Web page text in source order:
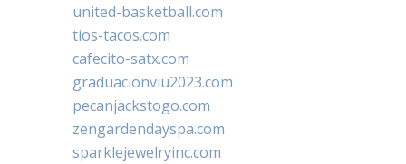
united-basketball.com
tios-tacos.com
cafecito-satx.com
graduacionviu2023.com
pecanjackstogo.com
zengardendayspa.com
sparklejewelryinc.com